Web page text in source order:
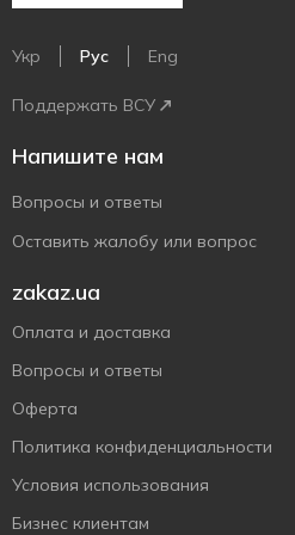
Укр Рус Eng
Поддержать ВСУ
Напишите нам
Вопросы и ответы
Оставить жалобу или вопрос
zakaz.ua
Оплата и доставка
Вопросы и ответы
Оферта
Политика конфиденциальности
Условия использования
Бизнес клиентам